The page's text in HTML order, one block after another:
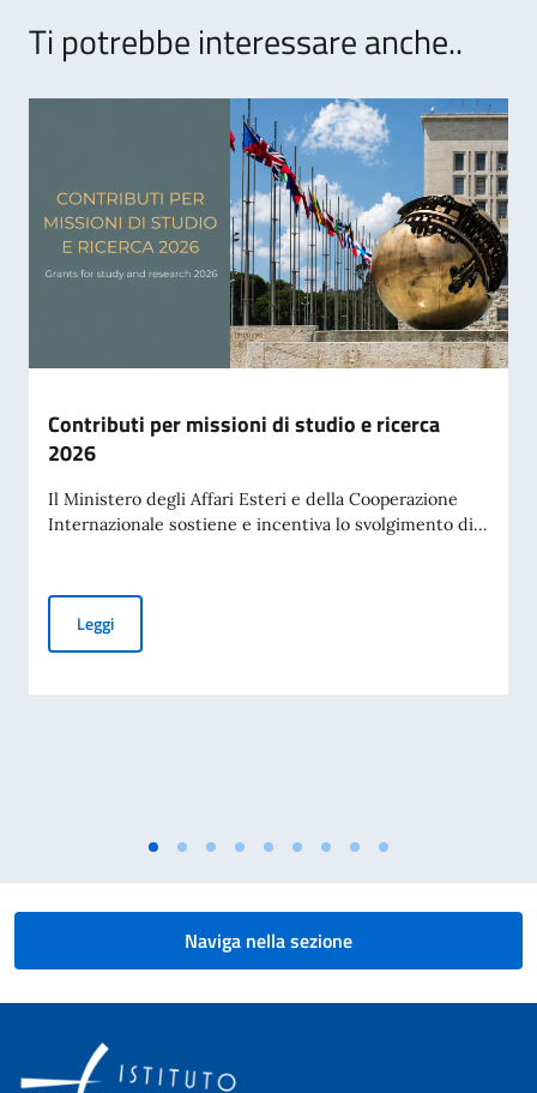
Ti potrebbe interessare anche..
Contributi per missioni di studio e ricerca
2026
Il Ministero degli Affari Esteri e della Cooperazione
Internazionale sostiene e incentiva lo svolgimento di...
LeggiContributi per missioni di studio e ricerca 2026
Naviga nella sezione